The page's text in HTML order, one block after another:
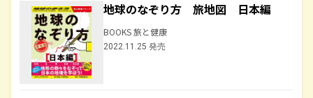
地球のなぞり方 旅地図 日本編
BOOKS 旅と健康
2022.11.25 発売